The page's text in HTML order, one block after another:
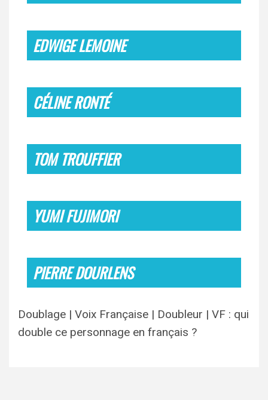
EDWIGE LEMOINE
CÉLINE RONTÉ
TOM TROUFFIER
YUMI FUJIMORI
PIERRE DOURLENS
Doublage | Voix Française | Doubleur | VF : qui
double ce personnage en français ?